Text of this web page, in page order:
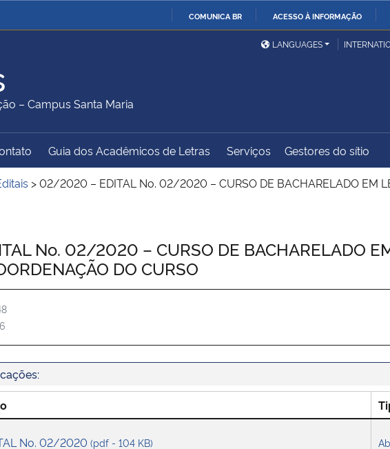
COMUNICA BR ACESSO À INFORMAÇÃO
da Justiça e
Ministério da Defesa
Ministério das Relações
Exteriores
da Educação
do Turismo
Ministério do
Desenvolvimento Regional
Controladoria-Geral da
União
LANGUAGES
– Campus Santa Maria
Guia dos Acadêmicos de Letras Serviços Gestores do sítio
>02/2020 – EDITAL No. 02/2020 – CURSO DE BACHARELADO EM
No. 02/2020 – CURSO DE BACHARELADO
DO CURSO
No. 02/2020 (pdf - 104 KB)